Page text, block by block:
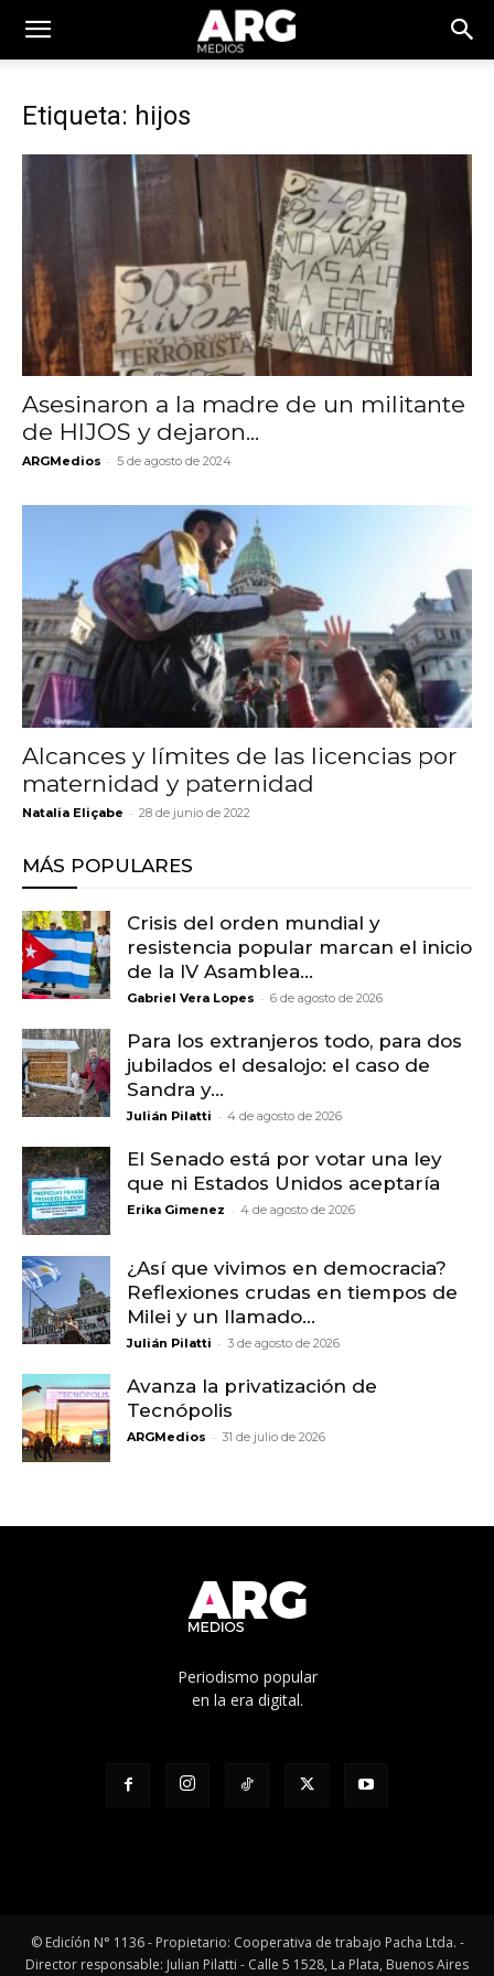
Etiqueta: hijos
Asesinaron a la madre de un militante
de HIJOS y dejaron...
ARGMedios - 5 de agosto de 2024
Alcances y límites de las licencias por
maternidad y paternidad
Natalia Eliçabe - 28 de junio de 2022
MÁS POPULARES
Crisis del orden mundial y
resistencia popular marcan el inicio
de la IV Asamblea...
Gabriel Vera Lopes - 6 de agosto de 2026
Para los extranjeros todo, para dos
jubilados el desalojo: el caso de
Sandra y...
Julián Pilatti - 4 de agosto de 2026
El Senado está por votar una ley
que ni Estados Unidos aceptaría
Erika Gimenez - 4 de agosto de 2026
¿Así que vivimos en democracia?
Reflexiones crudas en tiempos de
Milei y un llamado...
Julián Pilatti - 3 de agosto de 2026
Avanza la privatización de
Tecnópolis
ARGMedios - 31 de julio de 2026
Periodismo popular
en la era digital.
© Edicíón N° 1136 - Propietario: Cooperativa de trabajo Pacha Ltda. -
Director responsable: Julian Pilatti - Calle 5 1528, La Plata, Buenos Aires